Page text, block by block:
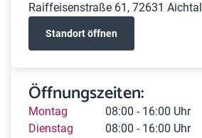
Raiffeisenstraße 61, 72631 Aichtal
Standort öffnen
Öffnungszeiten:
Montag
08:00 - 16:00 Uhr
Dienstag
08:00 - 16:00 Uhr